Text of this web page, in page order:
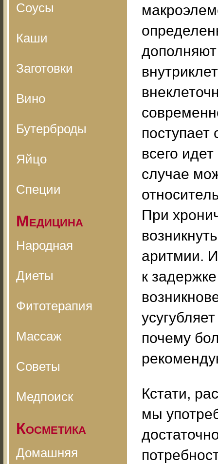
Соусы
Каши
Заготовки
Вино
Бутерброды
Яйцо
Специи
Медицина
Народная
Диеты
Фитотерапия
Массаж
Советы
Медпоиск
Косметика
Домашняя
дополняют
всего
случае
При
аритмии.
к
почему
Кстати,
мы